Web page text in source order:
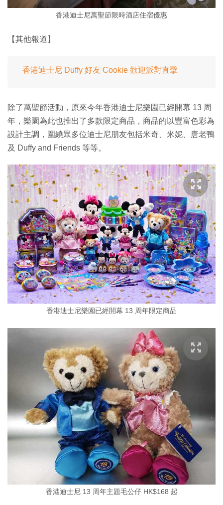
香港迪士尼萬聖節限時酒店住宿優惠
【其他報道】
香港迪士尼 Duffy 好友 Cookie 歡迎派對直擊
除了萬聖節活動，原來今年香港迪士尼樂園已經開幕 13 周
年，樂園為此也推出了多款限定商品，商品的以豐富色彩為
設計主調，圍繞眾多位迪士尼朋友包括米奇、米妮、唐老鴨
及 Duffy and Friends 等等。
香港迪士尼樂園已經開幕 13 周年限定商品
香港迪士尼 13 周年主題毛公仔 HK$168 起